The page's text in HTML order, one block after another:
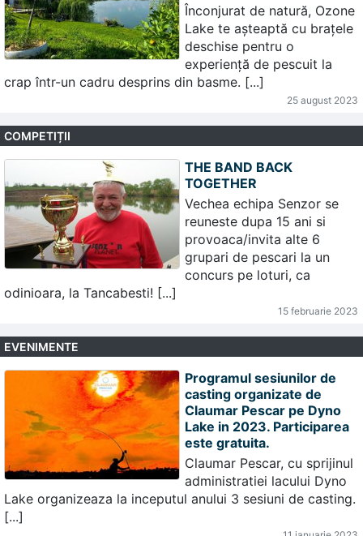
Înconjurat de natură, Ozone
Lake te așteaptă cu brațele
deschise pentru o
experiență de pescuit la
crap într-un cadru desprins din basme. [...]
25 august 2023
COMPETIȚII
THE BAND BACK
TOGETHER
Vechea echipa Senzor se
reuneste dupa 15 ani si
provoaca/invita alte 6
grupari de pescari la un
concurs pe loturi, ca
odinioara, la Tancabesti! [...]
15 februarie 2023
EVENIMENTE
Programul sesiunilor de
casting organizate de
Claumar Pescar pe Dyno
Lake in 2023. Participarea
este gratuita.
Claumar Pescar, cu sprijinul
administratiei lacului Dyno
Lake organizeaza la inceputul anului 3 sesiuni de casting.
[...]